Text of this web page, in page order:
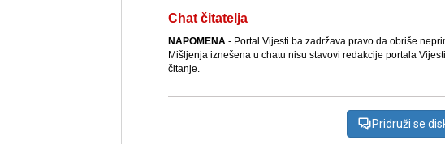
Chat čitatelja
NAPOMENA- Portal Vijesti.ba zadržava pravo da obriše
Mišljenja iznešena u chatu nisu stavovi redakcije portala
čitanje.
Pridruži se